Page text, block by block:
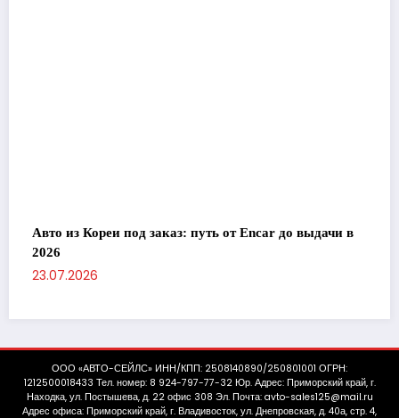
Авто из Кореи под заказ: путь от Encar до выдачи в
2026
23.07.2026
ООО «АВТО-СЕЙЛС» ИНН/КПП: 2508140890/250801001 ОГРН:
1212500018433 Тел. номер: 8 924-797-77-32 Юр. Адрес: Приморский край, г.
Находка, ул. Постышева, д. 22 офис 308 Эл. Почта: avto-sales125@mail.ru
Адрес офиса: Приморский край, г. Владивосток, ул. Днепровская, д. 40а, стр. 4,